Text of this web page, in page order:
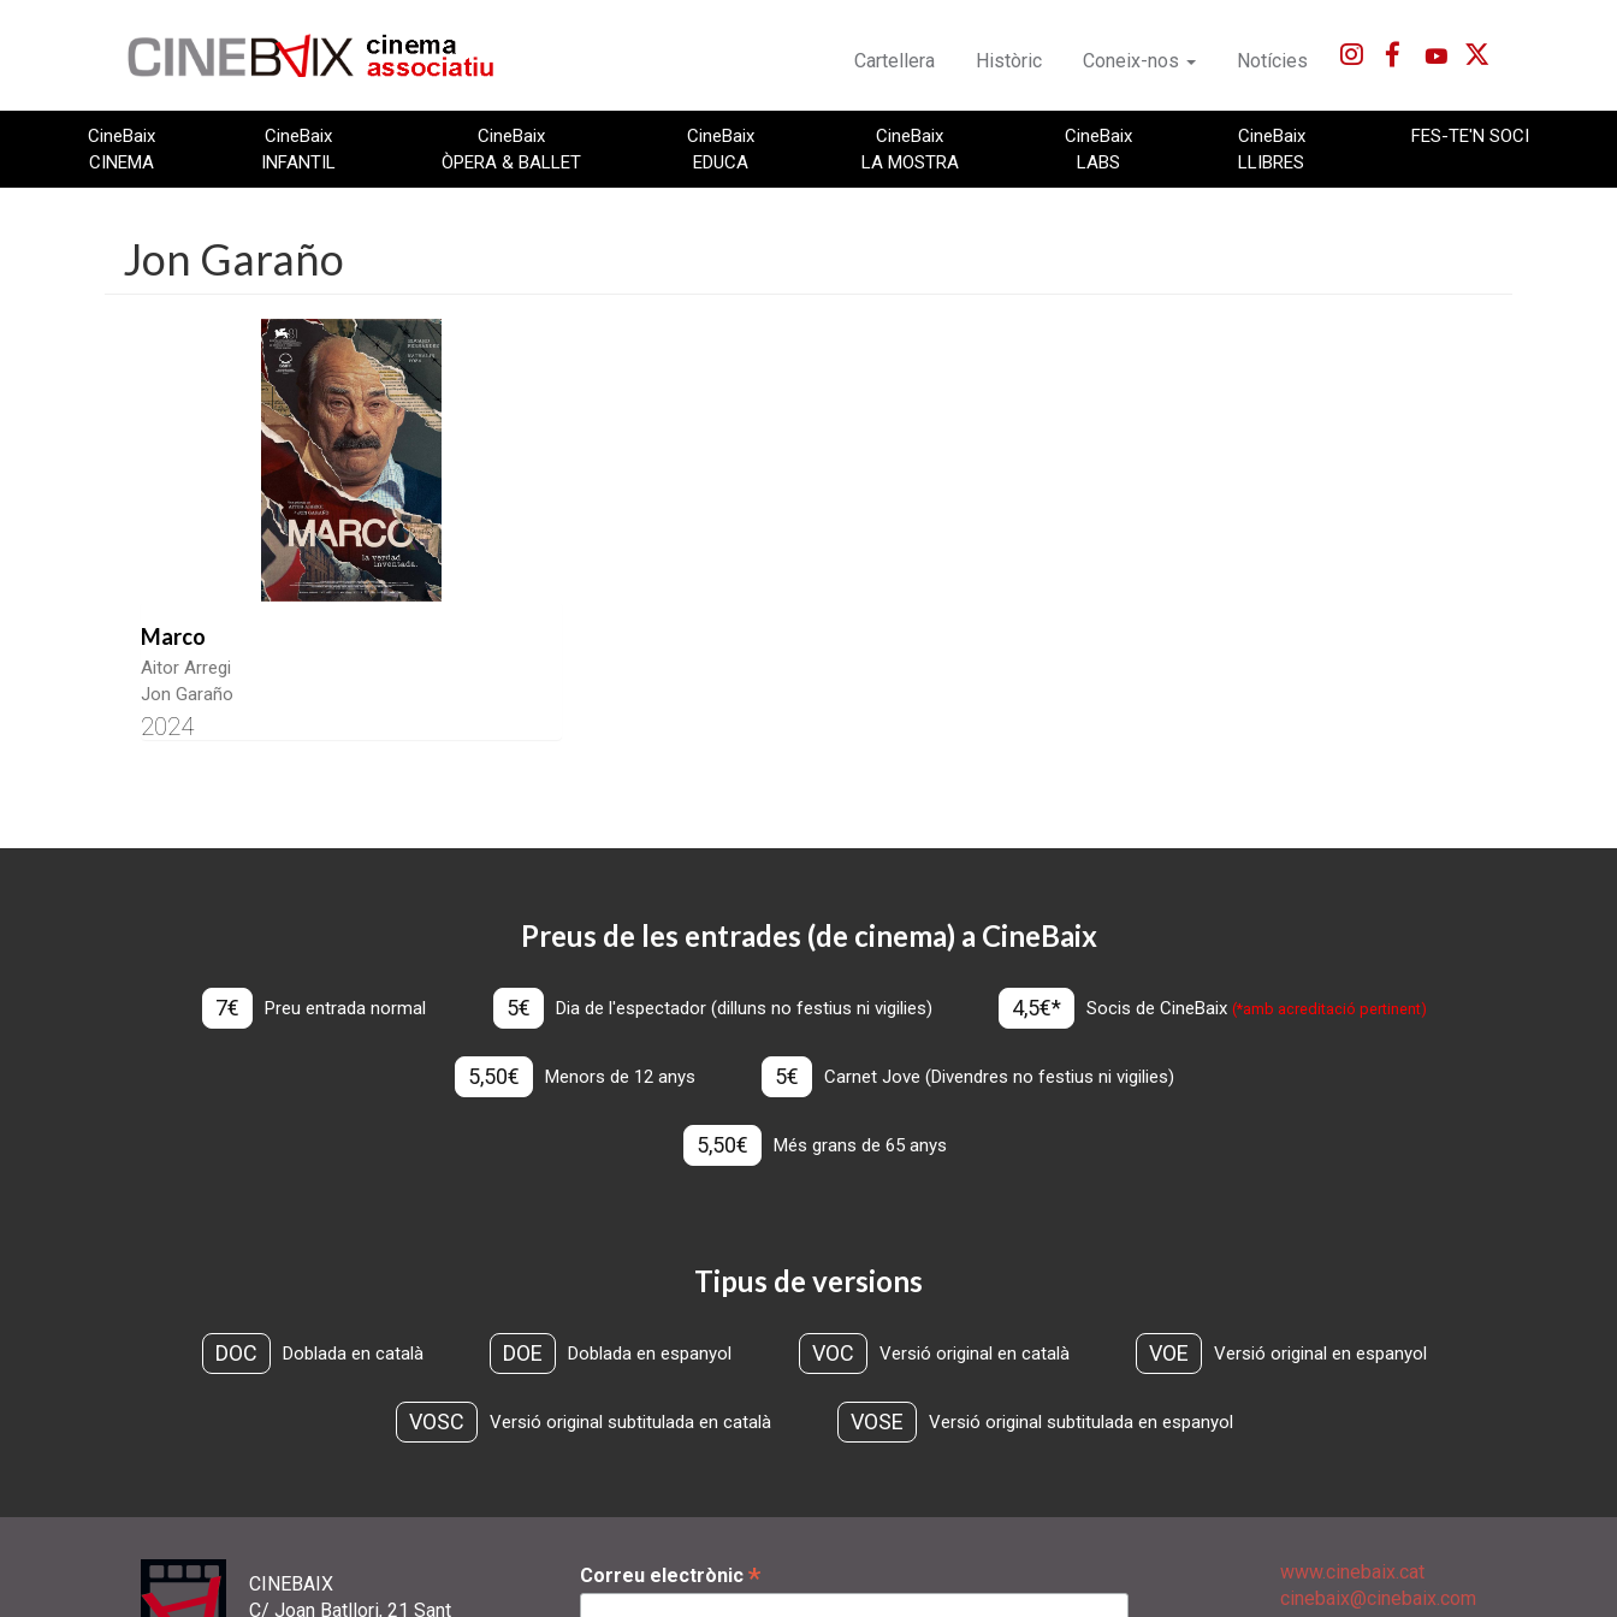
Cartellera Històric Coneix-nos Notícies
CineBaix
CINEMA
CineBaix
INFANTIL
CineBaix
ÒPERA & BALLET
CineBaix
EDUCA
CineBaix
LA MOSTRA
CineBaix
LABS
CineBaix
LLIBRES
FES-TE'N SOCI
Jon Garaño
Marco
Aitor Arregi
Jon Garaño
2024
Preus de les entrades (de cinema) a CineBaix
7€ Preu entrada normal 5€ Dia de l'espectador (dilluns no festius ni vigilies) 4,5€* Socis de CineBaix(*amb acreditació pertinent)
5,50€ Menors de 12 anys 5€ Carnet Jove (Divendres no festius ni vigilies)
5,50€ Més grans de 65 anys
Tipus de versions
DOC Doblada en català DOE Doblada en espanyol VOC Versió original en català VOE Versió original en espanyol
VOSC Versió original subtitulada en català VOSE Versió original subtitulada en espanyol
CINEBAIX
C/ Joan Batllori, 21 Sant
Correu electrònic *
www.cinebaix.cat
cinebaix@cinebaix.com